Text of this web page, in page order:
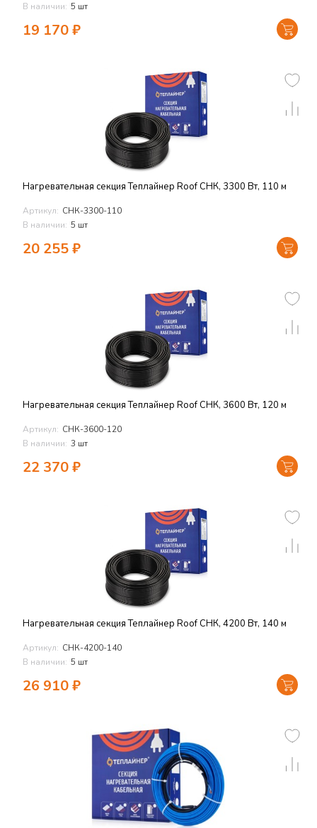
В наличии: 5 шт
19 170₽
Нагревательная секция Теплайнер Roof СНК, 3300 Вт, 110 м
Артикул: СНК-3300-110
В наличии: 5 шт
20 255₽
Нагревательная секция Теплайнер Roof СНК, 3600 Вт, 120 м
Артикул: СНК-3600-120
В наличии: 3 шт
22 370₽
Нагревательная секция Теплайнер Roof СНК, 4200 Вт, 140 м
Артикул: СНК-4200-140
В наличии: 5 шт
26 910₽